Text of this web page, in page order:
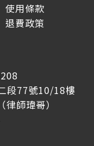
使用條款
退費政策
段77號10/18樓
師瑋哥）